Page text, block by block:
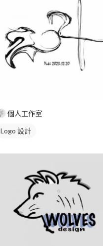
個人工作室
Logo 設計